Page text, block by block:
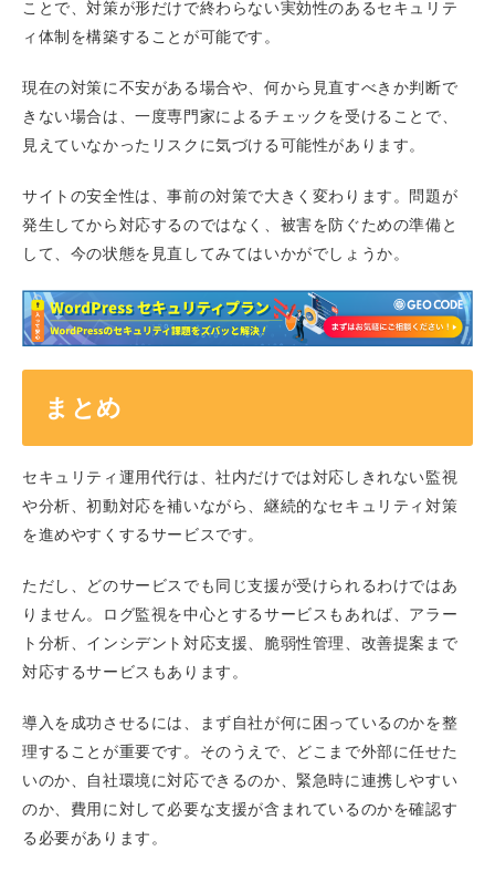
ことで、対策が形だけで終わらない実効性のあるセキュリテ
ィ体制を構築することが可能です。
現在の対策に不安がある場合や、何から見直すべきか判断で
きない場合は、一度専門家によるチェックを受けることで、
見えていなかったリスクに気づける可能性があります。
サイトの安全性は、事前の対策で大きく変わります。問題が
発生してから対応するのではなく、被害を防ぐための準備と
して、今の状態を見直してみてはいかがでしょうか。
まとめ
セキュリティ運用代行は、社内だけでは対応しきれない監視
や分析、初動対応を補いながら、継続的なセキュリティ対策
を進めやすくするサービスです。
ただし、どのサービスでも同じ支援が受けられるわけではあ
りません。ログ監視を中心とするサービスもあれば、アラー
ト分析、インシデント対応支援、脆弱性管理、改善提案まで
対応するサービスもあります。
導入を成功させるには、まず自社が何に困っているのかを整
理することが重要です。そのうえで、どこまで外部に任せた
いのか、自社環境に対応できるのか、緊急時に連携しやすい
のか、費用に対して必要な支援が含まれているのかを確認す
る必要があります。